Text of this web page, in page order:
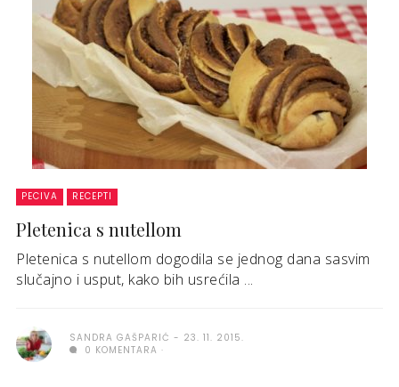
PECIVA RECEPTI
Pletenica s nutellom
Pletenica s nutellom dogodila se jednog dana sasvim
slučajno i usput, kako bih usrećila ...
SANDRA GAŠPARIĆ
23. 11. 2015.
0 KOMENTARA